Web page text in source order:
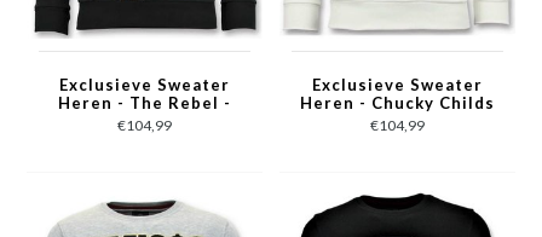
Exclusieve Sweater
Heren - The Rebel -
Zwart
€104,99
Exclusieve Sweater
Heren - Chucky Childs
Play - Wit
€104,99